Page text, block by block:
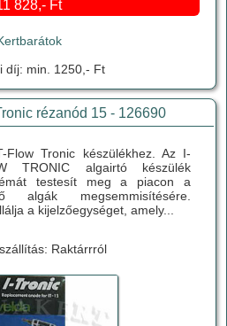
828,- Ft
díj: min. 1250,- Ft
rézanód 15 - 126690
Flow Tronic készülékhez. Az I-
TRONIC algairtó készülék
testesít meg a piacon a
megsemmisítésére.
a kijelzőegységet, amely...
Raktárrról